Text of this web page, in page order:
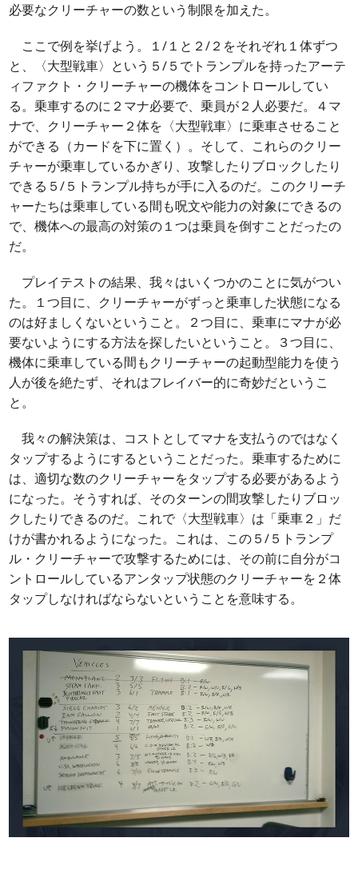
必要なクリーチャーの数という制限を加えた。
ここで例を挙げよう。１/１と２/２をそれぞれ１体ずつ
と、〈大型戦車〉という５/５でトランプルを持ったアーテ
ィファクト・クリーチャーの機体をコントロールしてい
る。乗車するのに２マナ必要で、乗員が２人必要だ。４マ
ナで、クリーチャー２体を〈大型戦車〉に乗車させること
ができる（カードを下に置く）。そして、これらのクリー
チャーが乗車しているかぎり、攻撃したりブロックしたり
できる５/５トランプル持ちが手に入るのだ。このクリーチ
ャーたちは乗車している間も呪文や能力の対象にできるの
で、機体への最高の対策の１つは乗員を倒すことだったの
だ。
プレイテストの結果、我々はいくつかのことに気がつい
た。１つ目に、クリーチャーがずっと乗車した状態になる
のは好ましくないということ。２つ目に、乗車にマナが必
要ないようにする方法を探したいということ。３つ目に、
機体に乗車している間もクリーチャーの起動型能力を使う
人が後を絶たず、それはフレイバー的に奇妙だというこ
と。
我々の解決策は、コストとしてマナを支払うのではなく
タップするようにするということだった。乗車するために
は、適切な数のクリーチャーをタップする必要があるよう
になった。そうすれば、そのターンの間攻撃したりブロッ
クしたりできるのだ。これで〈大型戦車〉は「乗車２」だ
けが書かれるようになった。これは、この５/５トランプ
ル・クリーチャーで攻撃するためには、その前に自分がコ
ントロールしているアンタップ状態のクリーチャーを２体
タップしなければならないということを意味する。